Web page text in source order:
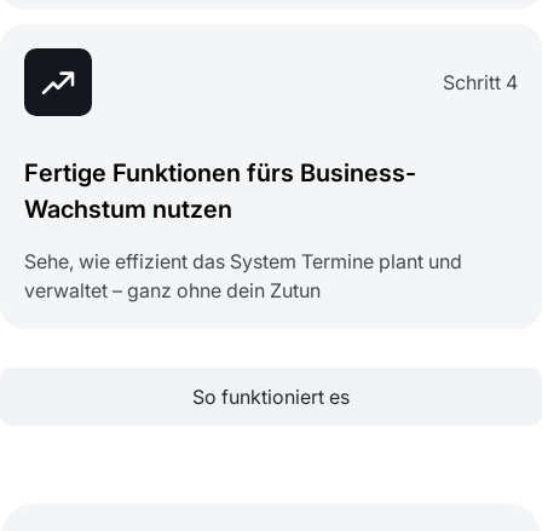
Schritt 4
Fertige Funktionen fürs Business-
Wachstum nutzen
Sehe, wie effizient das System Termine plant und
verwaltet – ganz ohne dein Zutun
So funktioniert es